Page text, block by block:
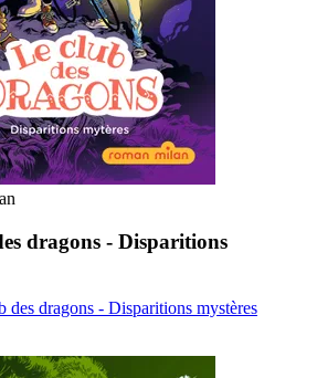
dragons - Disparitions
des dragons - Disparitions mystères